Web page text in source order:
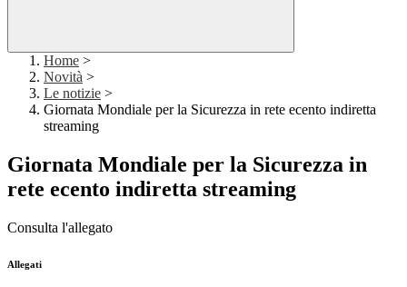
Home >
Novità >
Le notizie >
Giornata Mondiale per la Sicurezza in rete ecento indiretta
streaming
Giornata Mondiale per la Sicurezza in
rete ecento indiretta streaming
Consulta l'allegato
Allegati